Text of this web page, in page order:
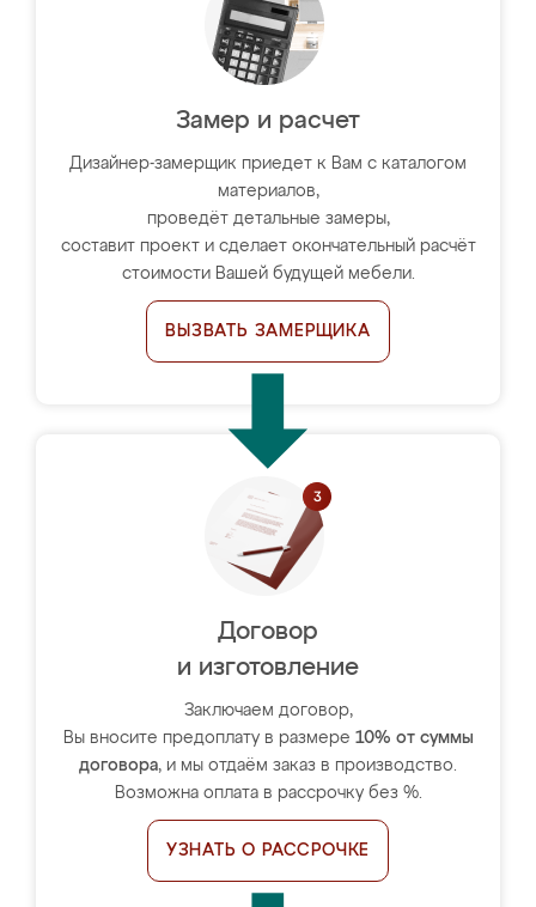
Замер и расчет
Дизайнер-замерщик приедет к Вам с каталогом
материалов,
проведёт детальные замеры,
составит проект и сделает окончательный расчёт
стоимости Вашей будущей мебели.
ВЫЗВАТЬ ЗАМЕРЩИКА
Договор
и изготовление
Заключаем договор,
Вы вносите предоплату в размере 10% от суммы
договора, и мы отдаём заказ в производство.
Возможна оплата в рассрочку без %.
УЗНАТЬ О РАССРОЧКЕ